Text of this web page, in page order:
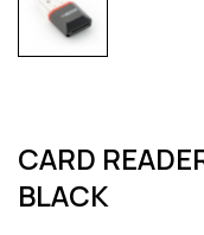
CARD
BLACK